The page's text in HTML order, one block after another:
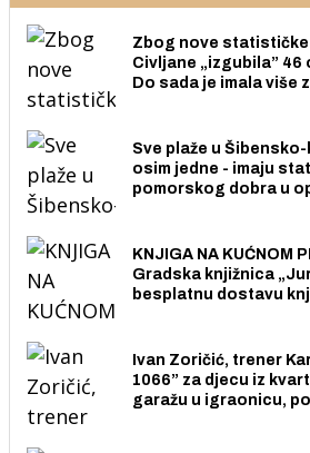
Zbog nove statističke
Civljane „izgubila” 46
Do sada je imala više
Sve plaže u
osim jedne - imaju
pomorskog dobra u
KNJIGA NA KUĆNOM
Gradska knjižnica
besplatnu dostavu
Ivan Zoričić, trener
1066” za djecu iz
garažu u igraonicu,